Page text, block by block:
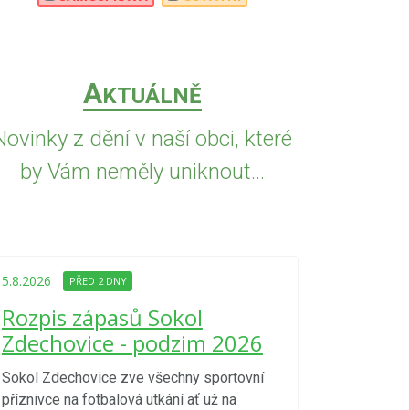
AKTUÁLNĚ
z dění v naší obci, které
by Vám neměly uniknout...
5.8.2026 PŘED 2 DNY
Rozpis zápasů Sokol
Zdechovice - podzim 2026
Sokol Zdechovice zve všechny sportovní
příznivce na fotbalová utkání ať už na